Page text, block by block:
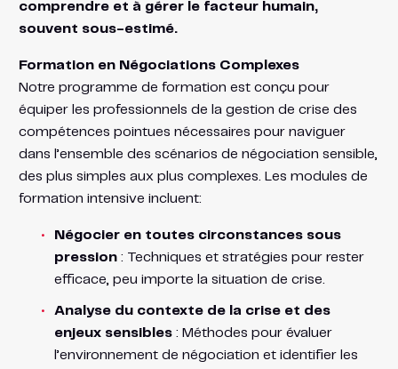
comprendre et à gérer le facteur humain,
souvent sous-estimé.
Formation en Négociations Complexes
Notre programme de formation est conçu pour
équiper les professionnels de la gestion de crise des
compétences pointues nécessaires pour naviguer
dans l’ensemble des scénarios de négociation sensible,
des plus simples aux plus complexes. Les modules de
formation intensive incluent:
Négocier en toutes circonstances sous
pression : Techniques et stratégies pour rester
efficace, peu importe la situation de crise.
Analyse du contexte de la crise et des
enjeux sensibles : Méthodes pour évaluer
l’environnement de négociation et identifier les